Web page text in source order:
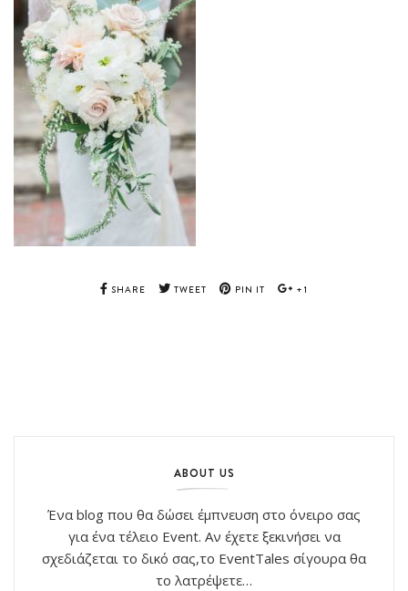
SHARE TWEET PIN IT +1
ABOUT US
Ένα blog που θα δώσει έμπνευση στο όνειρο σας
για ένα τέλειο Event. Αν έχετε ξεκινήσει να
σχεδιάζεται το δικό σας,το EventTales σίγουρα θα
το λατρέψετε…